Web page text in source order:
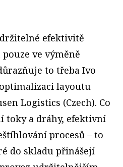
efektivitě
ve výměně
to třeba Ivo
layoutu
Logistics (Czech). Co
toky a dráhy, efektivní
procesů – to
do skladu přinášejí